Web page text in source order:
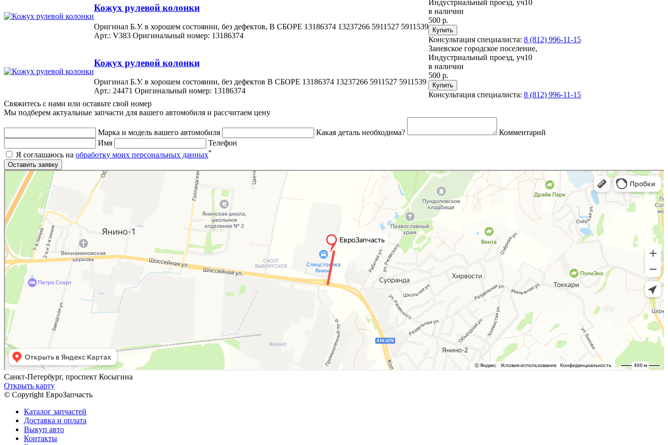
Кожух рулевой колонки
Оригинал Б.У. в хорошем состоянии, без дефектов, В СБОРЕ 13186374 13237266 5911527 5911539
Арт.: V383 Оригинальный номер: 13186374
Индустриальный проезд, уч10
в наличии
500 р.
Консультация специалиста: 8 (812) 996-11-15
Кожух рулевой колонки
Оригинал Б.У. в хорошем состоянии, без дефектов В СБОРЕ 13186374 13237266 5911527 5911539
Арт.: 24471 Оригинальный номер: 13186374
Заневское городское поселение,
Индустриальный проезд, уч10
в наличии
500 р.
Консультация специалиста: 8 (812) 996-11-15
Свяжитесь с нами или оставьте свой номер
Мы подберем актуальные запчасти для вашего автомобиля и рассчитаем цену
Марка и модель вашего автомобиля Какая деталь необходима?
Комментарий
Имя
Телефон
Я соглашаюсь на обработку моих персональных данных*
Яндекс.Карты
Яндекс.Карты — поиск мест и адресов, городской транспорт
Санкт-Петербург, проспект Косыгина
Открыть карту
© Copyright ЕвроЗапчасть
Каталог запчастей
Доставка и оплата
Выкуп авто
Контакты